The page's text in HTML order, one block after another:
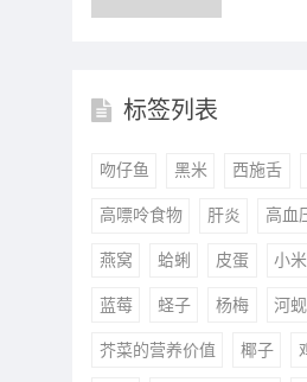
标签列表
吻仔鱼 黑米 西施舌
高嘌呤食物 肝炎 高血
燕窝 蛤蜊 皮蛋 小米
蓝莓 蛏子 杨梅 河蚬
芥菜的营养价值 椰子